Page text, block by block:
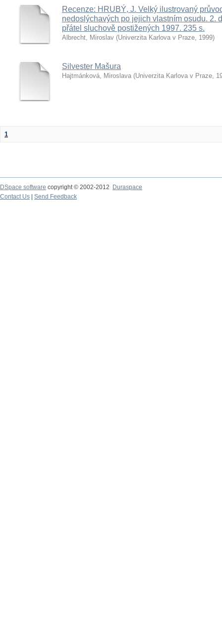
Recenze: HRUBÝ, J. Velký ilustrovaný
nedoslýchavých po jejich vlastním osudu. 2.
přátel sluchově postižených 1997. 235 s.
Albrecht, Miroslav (Univerzita Karlova v Praze, 1999)
Silvester Mašura
Hajtmánková, Miroslava (Univerzita Karlova v Praze,
1
DSpace software copyright © 2002-2012
Duraspace
Contact Us
Send Feedback